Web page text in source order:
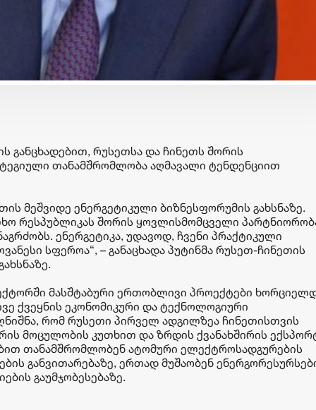
განცხადებით, რუსეთსა და ჩინეთს შორის
თანამშრომლობა აღმავალი ტენდენციით
მეშვიდე ენერგეტიკული ბიზნესფორუმის გახსნაზე.
რესპუბლიკას შორის ყოვლისმომცველი
ენერგეტიკა, უდავოდ, ჩვენი პრაქტიკული
სფეროა“, – განაცხადა პუტინმა რუსეთ-ჩინეთის
მასშტაბური ერთობლივი პროექტები
ქვეყნის ეკონომიკური და ტექნოლოგიური
რომ რუსეთი პირველ ადგილზეა ჩინეთისთვის
მოცულობის კუთხით და ზრდის ქვანახშირის
თანამშრომლობენ ატომური ელექტროსადგურების
განვითარებაზე, ერთად მუშაობენ
გაუმჯობესებაზე.
ბიზნესი & ეკონომიკა
საქართველოს ბანკის
გზავნილების გათამაშების
მეორე კვირის
გამარჯვებულები
მოიპოვე
ბანკის სტიპენდია
CHEVENING-ის
პროგრამაში -